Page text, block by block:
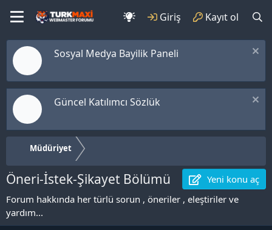
Giriş Kayıt ol
Sosyal Medya Bayilik Paneli
Güncel Katılımcı Sözlük
Müdüriyet
Öneri-İstek-Şikayet Bölümü
Yeni konu aç
Forum hakkında her türlü sorun , öneriler , eleştiriler ve
yardım...